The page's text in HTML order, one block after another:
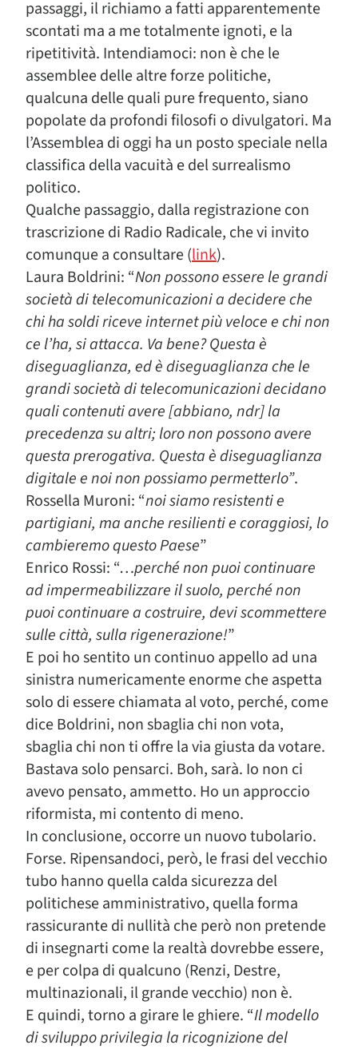
passaggi, il richiamo a fatti apparentemente
scontati ma a me totalmente ignoti, e la
ripetitività. Intendiamoci: non è che le
assemblee delle altre forze politiche,
qualcuna delle quali pure frequento, siano
popolate da profondi filosofi o divulgatori. Ma
l’Assemblea di oggi ha un posto speciale nella
classifica della vacuità e del surrealismo
politico.
Qualche passaggio, dalla registrazione con
trascrizione di Radio Radicale, che vi invito
comunque a consultare (link).
Laura Boldrini: “Non possono essere le grandi
società di telecomunicazioni a decidere che
chi ha soldi riceve internet più veloce e chi non
ce l’ha, si attacca. Va bene? Questa è
diseguaglianza, ed è diseguaglianza che le
grandi società di telecomunicazioni decidano
quali contenuti avere [abbiano, ndr] la
precedenza su altri; loro non possono avere
questa prerogativa. Questa è diseguaglianza
digitale e noi non possiamo permetterlo”.
Rossella Muroni: “noi siamo resistenti e
partigiani, ma anche resilienti e coraggiosi, lo
cambieremo questo Paese”
Enrico Rossi: “…perché non puoi continuare
ad impermeabilizzare il suolo, perché non
puoi continuare a costruire, devi scommettere
sulle città, sulla rigenerazione!”
E poi ho sentito un continuo appello ad una
sinistra numericamente enorme che aspetta
solo di essere chiamata al voto, perché, come
dice Boldrini, non sbaglia chi non vota,
sbaglia chi non ti offre la via giusta da votare.
Bastava solo pensarci. Boh, sarà. Io non ci
avevo pensato, ammetto. Ho un approccio
riformista, mi contento di meno.
In conclusione, occorre un nuovo tubolario.
Forse. Ripensandoci, però, le frasi del vecchio
tubo hanno quella calda sicurezza del
politichese amministrativo, quella forma
rassicurante di nullità che però non pretende
di insegnarti come la realtà dovrebbe essere,
e per colpa di qualcuno (Renzi, Destre,
multinazionali, il grande vecchio) non è.
E quindi, torno a girare le ghiere. “Il modello
di sviluppo privilegia la ricognizione del